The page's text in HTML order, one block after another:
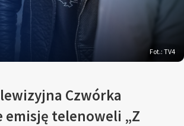
Fot.: TV4
Czwórka
emisję telenoweli „Z